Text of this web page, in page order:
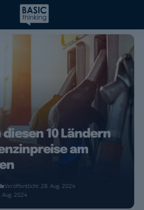
diesen 10 Ländern
am
Veröffentlicht: 28. Aug. 2024
2024